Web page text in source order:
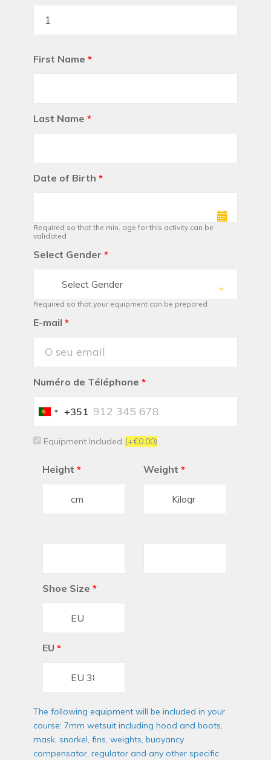
First Name *
Last Name *
Date of Birth *
Required so that the min. age for this activity can be
validated
Select Gender *
Select Gender
Required so that your equipment can be prepared
E-mail *
Numéro de Téléphone *
Portugal
+351
Equipment Included (+€0.00)
Height * Weight *
Shoe Size *
EU *
The following equipment will be included in your
course: 7mm wetsuit including hood and boots,
mask, snorkel, fins, weights, buoyancy
compensator, regulator and any other specific